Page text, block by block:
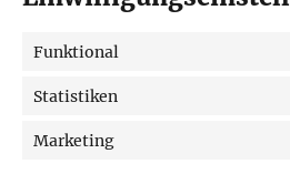
Funktional
Statistiken
Marketing